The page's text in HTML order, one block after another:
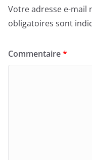
Votre adresse e-mail
obligatoires sont
Commentaire*